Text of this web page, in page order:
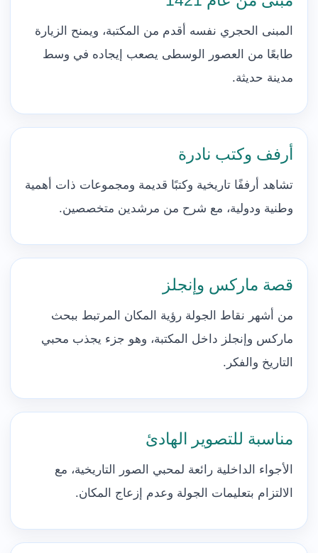
المبنى الحجري نفسه أقدم من المكتبة، ويمنح الزيارة
طابعًا من العصور الوسطى يصعب إيجاده في وسط
مدينة حديثة.
أرفف وكتب نادرة
تشاهد أرففًا تاريخية وكتبًا قديمة ومجموعات ذات أهمية
وطنية ودولية، مع شرح من مرشدين متخصصين.
قصة ماركس وإنجلز
من أشهر نقاط الجولة رؤية المكان المرتبط ببحث
ماركس وإنجلز داخل المكتبة، وهو جزء يجذب محبي
التاريخ والفكر.
مناسبة للتصوير الهادئ
الأجواء الداخلية رائعة لمحبي الصور التاريخية، مع
الالتزام بتعليمات الجولة وعدم إزعاج المكان.